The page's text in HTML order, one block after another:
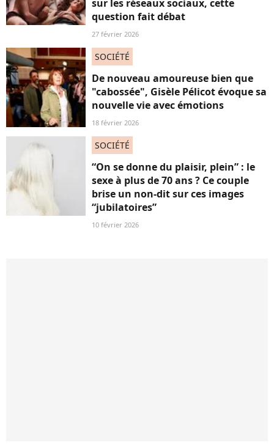
sur les réseaux sociaux, cette
question fait débat
27 février 2026
SOCIÉTÉ
De nouveau amoureuse bien que
"cabossée", Gisèle Pélicot évoque sa
nouvelle vie avec émotions
18 février 2026
SOCIÉTÉ
“On se donne du plaisir, plein” : le
sexe à plus de 70 ans ? Ce couple
brise un non-dit sur ces images
“jubilatoires”
10 février 2026